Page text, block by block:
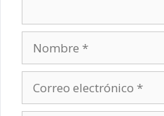
electrónico